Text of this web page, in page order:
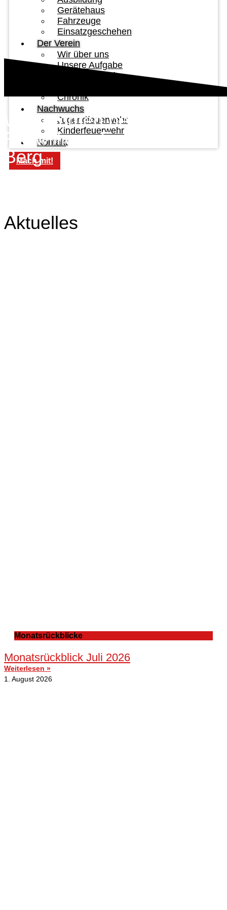
Gerätehaus
Fahrzeuge
Einsatzgeschehen
Der Verein
Wir über uns
Unsere Aufgabe
Vorstandschaft
Chronik
Nachwuchs
Jugendfeuerwehr
Kinderfeuerwehr
Kontakt
Mach mit!
Willkommen bei der
Freiwilligen Feuerwehr
Berg
Aktuelles
Monatsrückblicke
Monatsrückblick Juli 2026
Weiterlesen »
1. August 2026